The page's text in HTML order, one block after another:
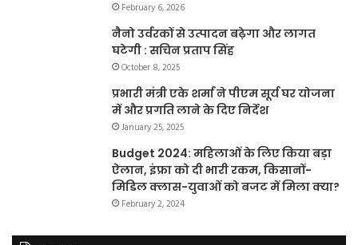
February 6, 2026
नैनो उर्वरकों से उत्पादन बढ़ेगा और लागत
घटेगी : सचिन प्रताप सिंह
October 8, 2025
प्रभारी मंत्री एके शर्मा ने पीएम सूर्य घर योजना
में और प्रगति लाने के दिए निर्देश
January 25, 2025
Budget 2024: महिलाओं के लिए किया बड़ा
ऐलान, इंफ्रा को दी भारी रकम, किसानों-
मिडिल क्लास-युवाओं को बजट में मिला क्या?
February 2, 2024